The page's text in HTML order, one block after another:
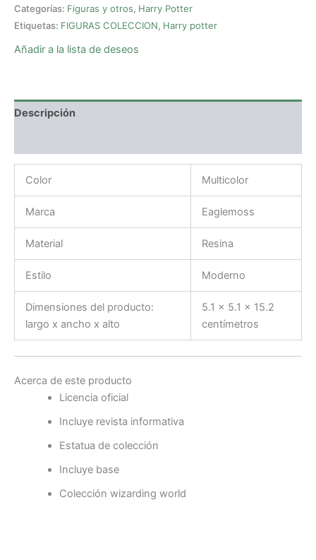
Categorías: Figuras y otros, Harry Potter
Etiquetas: FIGURAS COLECCION, Harry potter
Añadir a la lista de deseos
Descripción
Color Multicolor
Marca Eaglemoss
Material Resina
Estilo Moderno
Dimensiones del producto:
largo x ancho x alto
5.1 x 5.1 x 15.2
centímetros
Acerca de este producto
Licencia oficial
Incluye revista informativa
Estatua de colección
Incluye base
Colección wizarding world